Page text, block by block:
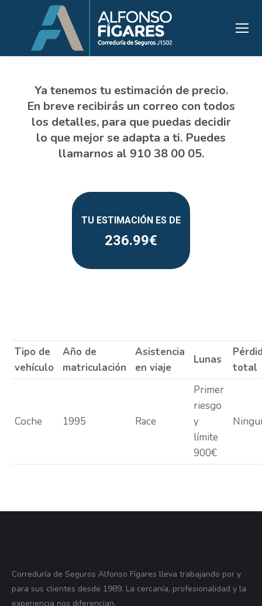
236.99
Tipo de
vehículo
Año de
matriculación
Asistencia
en viaje
Lunas
total
Coche 1995 Race
Primer
riesgo
y
límite
900€
Correduría de Seguros Alfonso Fígares lleva trabajando por y
para sus clientes desde 1989. La cercanía, profesionalidad y la
experiencia nos diferencian.